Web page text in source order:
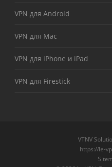
VPN для Android
VPN для Mac
VPN для iPhone и iPad
VPN для Firestick
VTNV
https://le-